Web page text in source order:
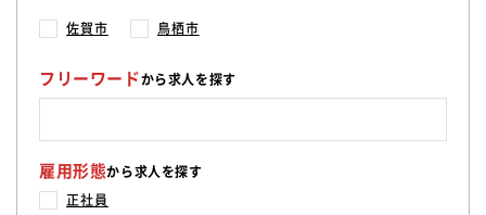
人気の回転寿司店です。 ＜店長になった後は＞ 店長になった後も希望
経理、財務 ・マーケティング ・人事、採用、育成 ・商品開発 など
佐賀市 鳥栖市
フリーワードから求人を探す
雇用形態から求人を探す
正社員